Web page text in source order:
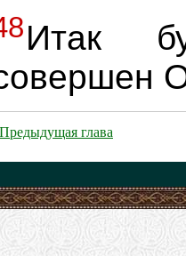
Итак
Предыдущая глава